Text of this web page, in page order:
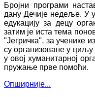
Бројни програми
дану Дечије недеље. У
едукацију за децу
затим је иста тема
"Јегричка", за ученике
су организоване у
у овој хуманитарној
пружање прве помоћи.
Опширније...